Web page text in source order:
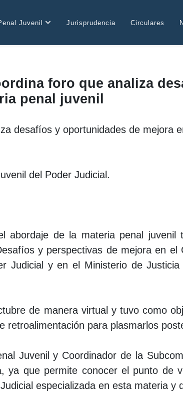
Juvenil Jurisprudencia Circulares
foro que analiza
penal juvenil
desafíos y oportunidades de mejora
del Poder Judicial.
abordaje de la materia penal
y perspectivas de mejora en el
Judicial y en el Ministerio de
de manera virtual y tuvo como
retroalimentación para plasmarlos
Juvenil y Coordinador de la
ya que permite conocer el punto de
especializada en esta materia y